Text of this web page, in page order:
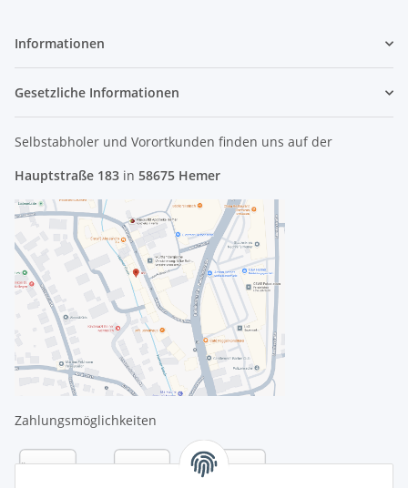
Informationen
Gesetzliche Informationen
Selbstabholer und Vorortkunden finden uns auf der
Hauptstraße 183 in 58675 Hemer
Zahlungsmöglichkeiten